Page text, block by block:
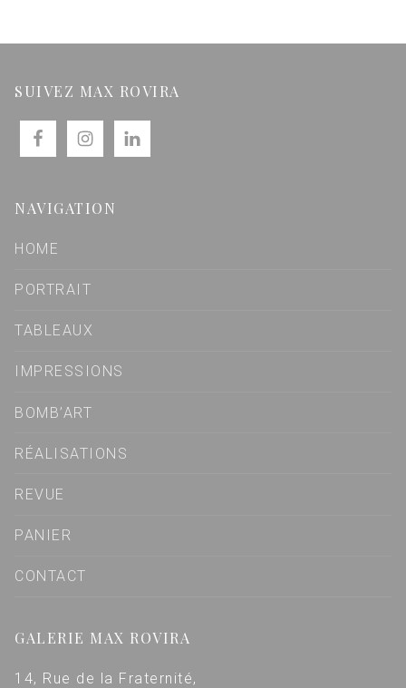
SUIVEZ MAX ROVIRA
NAVIGATION
HOME
PORTRAIT
TABLEAUX
IMPRESSIONS
BOMB’ART
RÉALISATIONS
REVUE
PANIER
CONTACT
GALERIE MAX ROVIRA
14, Rue de la Fraternité,